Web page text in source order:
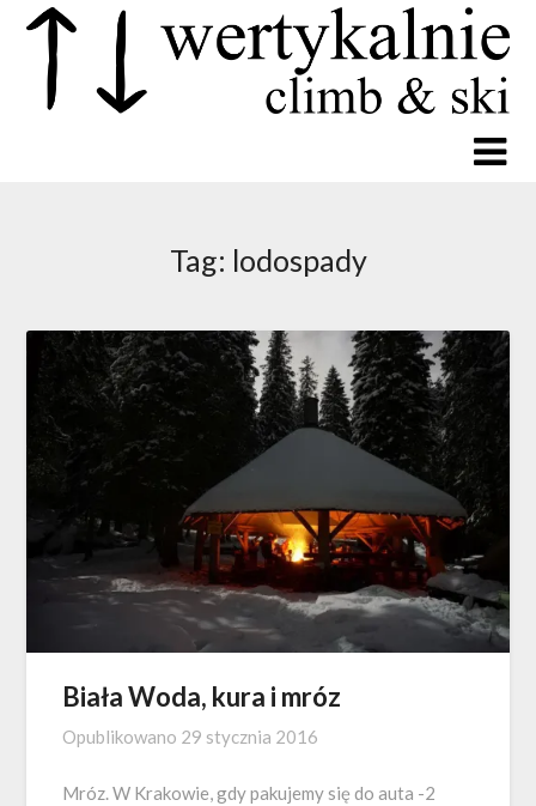
Tag: lodospady
Biała Woda, kura i mróz
Opublikowano 29 stycznia 2016
Mróz. W Krakowie, gdy pakujemy się do auta -2